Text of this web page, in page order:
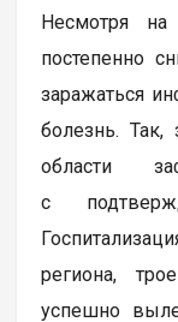
Несмотря на
постепенно
заражаться
болезнь.
области
с
региона,
успешно